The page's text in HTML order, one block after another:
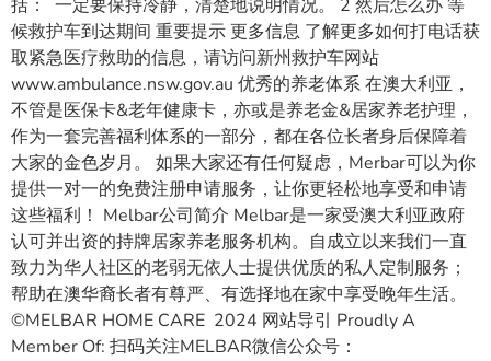
括： 一定要保持冷静，清楚地说明情况。 2 然后怎么办 等
候救护车到达期间 重要提示 更多信息 了解更多如何打电话获
取紧急医疗救助的信息，请访问新州救护车网站
www.ambulance.nsw.gov.au 优秀的养老体系 在澳大利亚，
不管是医保卡&老年健康卡，亦或是养老金&居家养老护理，
作为一套完善福利体系的一部分，都在各位长者身后保障着
大家的金色岁月。 如果大家还有任何疑虑，Merbar可以为你
提供一对一的免费注册申请服务，让你更轻松地享受和申请
这些福利！ Melbar公司简介 Melbar是一家受澳大利亚政府
认可并出资的持牌居家养老服务机构。自成立以来我们一直
致力为华人社区的老弱无依人士提供优质的私人定制服务；
帮助在澳华裔长者有尊严、有选择地在家中享受晚年生活。
©MELBAR HOME CARE 2024 网站导引 Proudly A
Member Of: 扫码关注MELBAR微信公众号：